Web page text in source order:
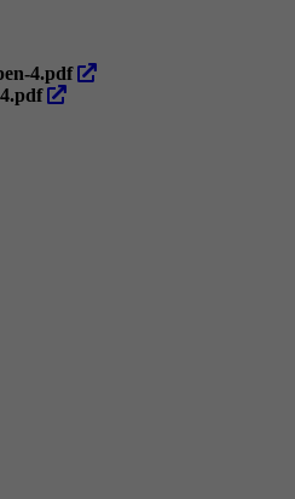
4.pdf öppna
öppna